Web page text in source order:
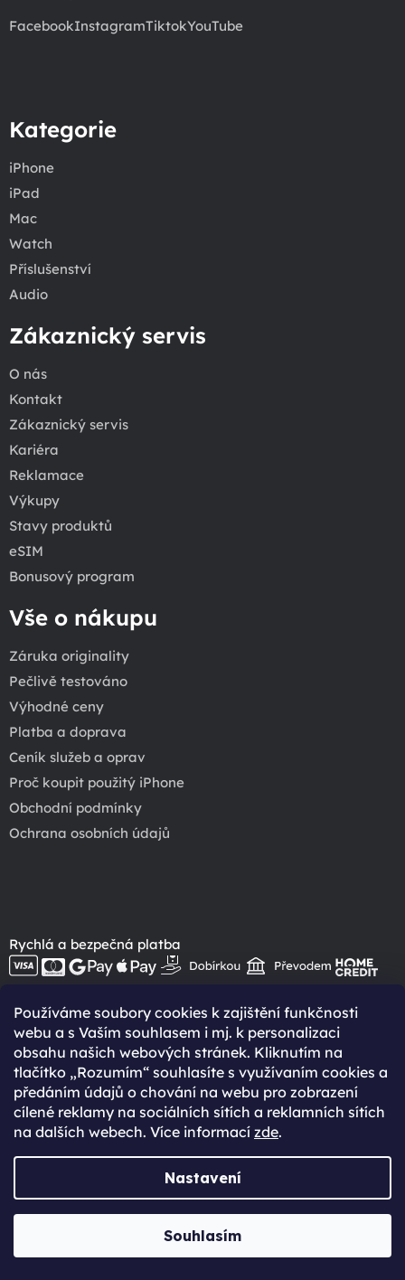
Používáme soubory cookies k zajištění funkčnosti
webu a s Vaším souhlasem i mj. k personalizaci
obsahu našich webových stránek. Kliknutím na
tlačítko „Rozumím“ souhlasíte s využívaním cookies a
předáním údajů o chování na webu pro zobrazení
cílené reklamy na sociálních sítích a reklamních sítích
na dalších webech. Více informací zde.
Nastavení
Souhlasím
FacebookInstagramTiktokYouTube
Kategorie
iPhone
iPad
Mac
Watch
Příslušenství
Audio
Zákaznický servis
O nás
Kontakt
Zákaznický servis
Kariéra
Reklamace
Výkupy
Stavy produktů
eSIM
Bonusový program
Vše o nákupu
Záruka originality
Pečlivě testováno
Výhodné ceny
Platba a doprava
Ceník služeb a oprav
Proč koupit použitý iPhone
Obchodní podmínky
Ochrana osobních údajů
Rychlá a bezpečná platba
heureka
HEUREKA